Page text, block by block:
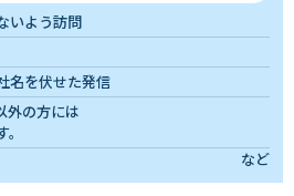
いよう訪問
名を伏せた発信
外の方には
など